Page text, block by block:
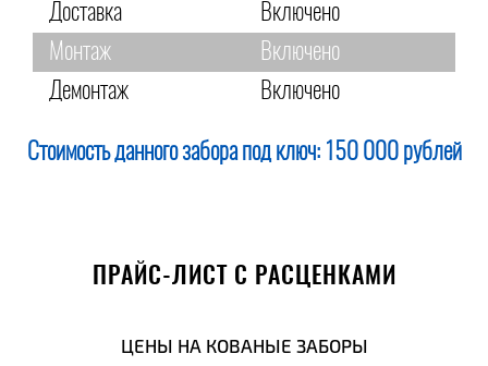
Доставка
Включено
Монтаж
Включено
Демонтаж
Включено
Стоимость данного забора под ключ: 150 000 рублей
ПРАЙС-ЛИСТ С РАСЦЕНКАМИ
ЦЕНЫ НА КОВАНЫЕ ЗАБОРЫ